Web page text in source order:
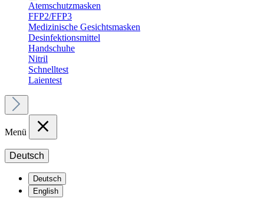
Atemschutzmasken
FFP2/FFP3
Medizinische Gesichtsmasken
Desinfektionsmittel
Handschuhe
Nitril
Schnelltest
Laientest
Menü
Deutsch
Deutsch
English